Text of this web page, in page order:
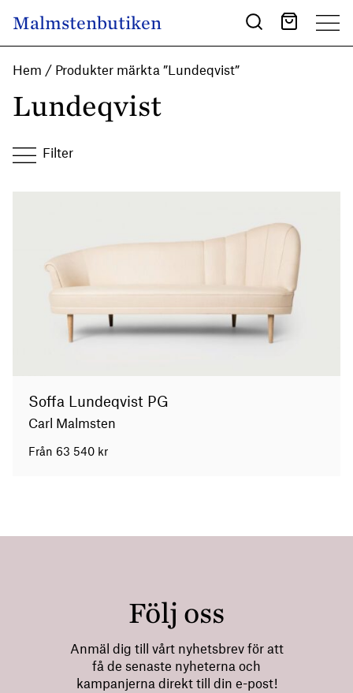
Main Navigation
Malmstenbutiken
Hem / Produkter märkta ”Lundeqvist”
Lundeqvist
Filter
Soffa Lundeqvist PG
Carl Malmsten
Från 63 540 kr
Följ oss
Anmäl dig till vårt nyhetsbrev för att
få de senaste nyheterna och
kampanjerna direkt till din e-post!